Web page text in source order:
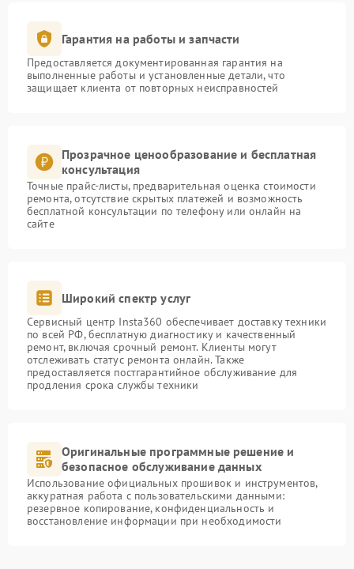
Гарантия на работы и запчасти
Предоставляется документированная гарантия на
выполненные работы и установленные детали, что
защищает клиента от повторных неисправностей
Прозрачное ценообразование и бесплатная
консультация
Точные прайс-листы, предварительная оценка стоимости
ремонта, отсутствие скрытых платежей и возможность
бесплатной консультации по телефону или онлайн на
сайте
Широкий спектр услуг
Сервисный центр Insta360 обеспечивает доставку техники
по всей РФ, бесплатную диагностику и качественный
ремонт, включая срочный ремонт. Клиенты могут
отслеживать статус ремонта онлайн. Также
предоставляется постгарантийное обслуживание для
продления срока службы техники
Оригинальные программные решение и
безопасное обслуживание данных
Использование официальных прошивок и инструментов,
аккуратная работа с пользовательскими данными:
резервное копирование, конфиденциальность и
восстановление информации при необходимости